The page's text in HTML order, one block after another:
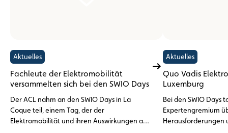
Aktuelles
Fachleute der Elektromobilität
versammelten sich bei den SWIO Days
Der ACL nahm an den SWIO Days in La
Coque teil, einem Tag, der der
Elektromobilität und ihren Auswirkungen auf
Aktuelles
Quo Vadis
Luxemburg
Bei den SWIO Days
Expertengremium
Herausforderungen